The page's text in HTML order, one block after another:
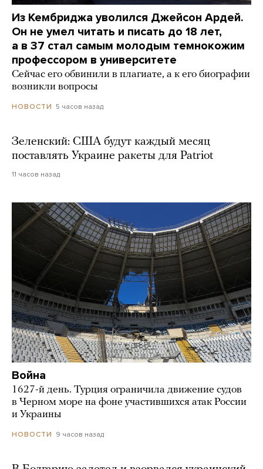
Из Кембриджа уволился Джейсон Ардей.
Он не умел читать и писать до 18 лет,
а в 37 стал самым молодым темнокожим
профессором в университете
Сейчас его обвинили в плагиате, а к его биографии
возникли вопросы
НОВОСТИ 5 часов назад
Зеленский: США будут каждый месяц
поставлять Украине ракеты для Patriot
11 часов назад
Война
1627-й день. Турция ограничила движение судов
в Черном море на фоне участившихся атак России
и Украины
НОВОСТИ 9 часов назад